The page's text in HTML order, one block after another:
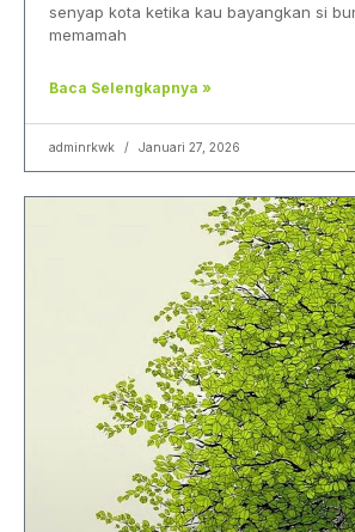
senyap kota ketika kau bayangkan si
memamah
Baca Selengkapnya »
adminrkwk Januari 27, 2026